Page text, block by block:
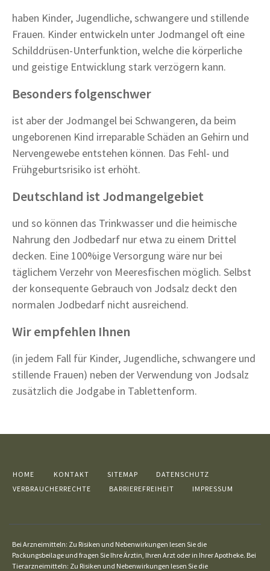
haben Kinder, Jugendliche, schwangere und stillende
Frauen. Kinder entwickeln unter Jodmangel oft eine
Schilddrüsen-Unterfunktion, welche die körperliche
und geistige Entwicklung stark verzögern kann.
Besonders folgenschwer
ist aber der Jodmangel bei Schwangeren, da beim
ungeborenen Kind irreparable Schäden an Gehirn und
Nervengewebe entstehen können. Das Fehl- und
Frühgeburtsrisiko ist erhöht.
Deutschland ist Jodmangelgebiet
und so können das Trinkwasser und die heimische
Nahrung den Jodbedarf nur etwa zu einem Drittel
decken. Eine 100%ige Versorgung wäre nur bei
täglichem Verzehr von Meeresfischen möglich. Selbst
der konsequente Gebrauch von Jodsalz deckt den
normalen Jodbedarf nicht ausreichend.
Wir empfehlen Ihnen
(in jedem Fall für Kinder, Jugendliche, schwangere und
stillende Frauen) neben der Verwendung von Jodsalz
zusätzlich die Jodgabe in Tablettenform.
HOME KONTAKT SITEMAP
DATENSCHUTZ
VERBRAUCHERRECHTE
BARRIEREFREIHEIT IMPRESSUM
Bei Arzneimitteln: Zu Risiken und Nebenwirkungen lesen Sie die
Packungsbeilage und fragen Sie Ihre Ärztin, Ihren Arzt oder in Ihrer Apotheke. Bei
Tierarzneimitteln: Zu Risiken und Nebenwirkungen lesen Sie die